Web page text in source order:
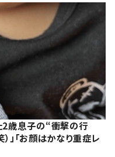
2歳息子の“衝撃の行
」「お顔はかなり重症レ